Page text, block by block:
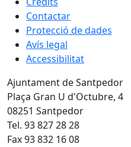
Contactar
Protecció de dades
Avís legal
Accessibilitat
Ajuntament de Santpedor
Plaça Gran U d'Octubre, 4
08251 Santpedor
Tel. 93 827 28 28
Fax 93 832 16 08